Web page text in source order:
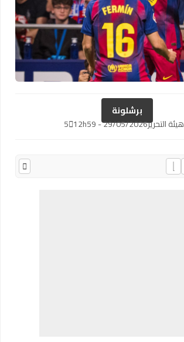
برشلونة
هيئة التحرير29/05/2026 - 12h59
5